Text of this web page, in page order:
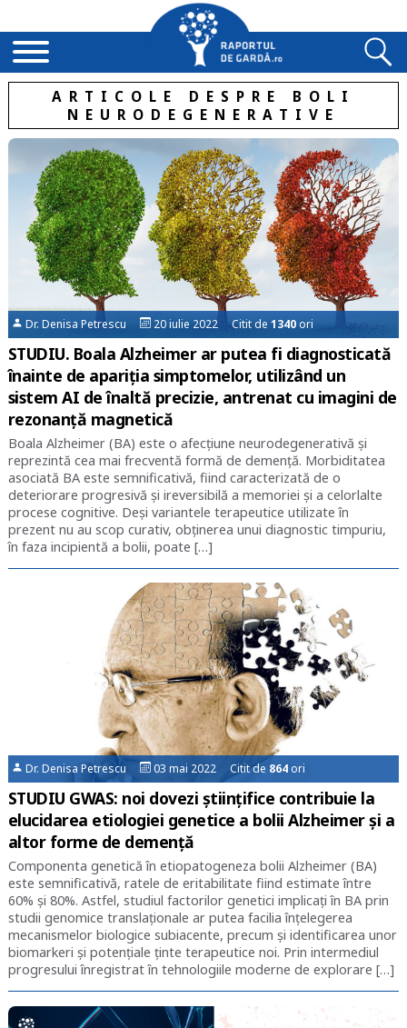
ARTICOLE DESPRE BOLI
NEURODEGENERATIVE
Dr. Denisa Petrescu 20 iulie 2022 Citit de1340ori
STUDIU. Boala Alzheimer ar putea fi diagnosticată
înainte de apariția simptomelor, utilizând un
sistem AI de înaltă precizie, antrenat cu imagini de
rezonanță magnetică
Boala Alzheimer (BA) este o afecțiune neurodegenerativă și
reprezintă cea mai frecventă formă de demență. Morbiditatea
asociată BA este semnificativă, fiind caracterizată de o
deteriorare progresivă și ireversibilă a memoriei și a celorlalte
procese cognitive. Deși variantele terapeutice utilizate în
prezent nu au scop curativ, obținerea unui diagnostic timpuriu,
în faza incipientă a bolii, poate […]
Dr. Denisa Petrescu 03 mai 2022 Citit de 864 ori
STUDIU GWAS: noi dovezi științifice contribuie la
elucidarea etiologiei genetice a bolii Alzheimer și a
altor forme de demență
Componenta genetică în etiopatogeneza bolii Alzheimer (BA)
este semnificativă, ratele de eritabilitate fiind estimate între
60% și 80%. Astfel, studiul factorilor genetici implicați în BA prin
studii genomice translaționale ar putea facilia înțelegerea
mecanismelor biologice subiacente, precum și identificarea unor
biomarkeri și potențiale ținte terapeutice noi. Prin intermediul
progresului înregistrat în tehnologiile moderne de explorare […]